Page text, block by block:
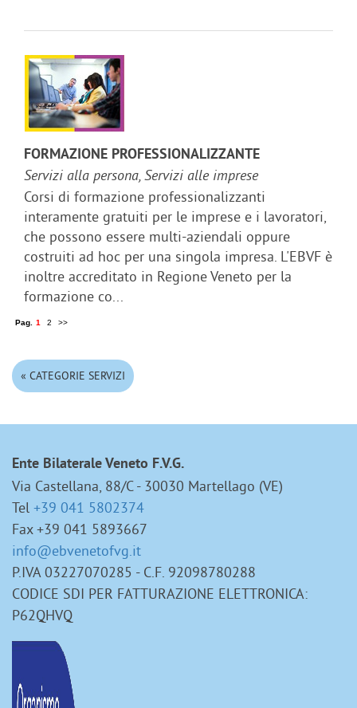
FORMAZIONE PROFESSIONALIZZANTE
Servizi alla persona, Servizi alle imprese
Corsi di formazione professionalizzanti
interamente gratuiti per le imprese e i lavoratori,
che possono essere multi-aziendali oppure
costruiti ad hoc per una singola impresa. L'EBVF è
inoltre accreditato in Regione Veneto per la
formazione co...
Pag. 1 2 >>
« CATEGORIE SERVIZI
Ente Bilaterale Veneto F.V.G.
Via Castellana, 88/C - 30030 Martellago (VE)
Tel +39 041 5802374
Fax +39 041 5893667
info@ebvenetofvg.it
P.IVA 03227070285 - C.F. 92098780288
CODICE SDI PER FATTURAZIONE ELETTRONICA:
P62QHVQ